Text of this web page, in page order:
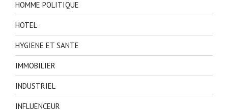
HOMME POLITIQUE
HOTEL
HYGIENE ET SANTE
IMMOBILIER
INDUSTRIEL
INFLUENCEUR